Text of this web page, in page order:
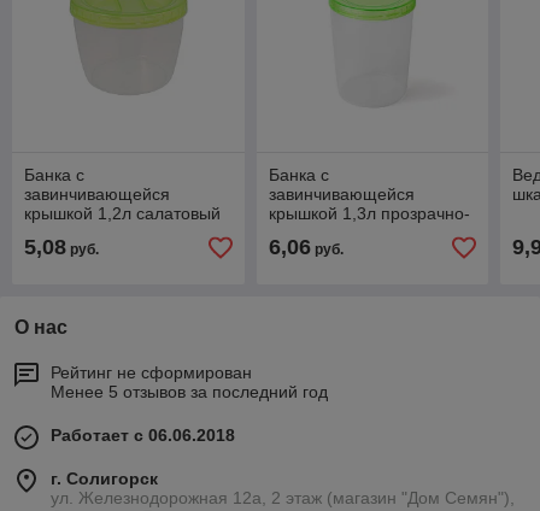
Банка с
завинчивающейся
крышкой 1,2л салатовый
5,08 руб.
Банка с
завинчивающейся
крышкой 1,3л прозрачно-
6,06руб.
О нас
Рейтинг не сформирован
Менее 5 отзывов за последний год
Работает с 06.06.2018
г. Солигорск
ул. Железнодорожная 12а, 2 этаж (магазин "Дом Семян"),